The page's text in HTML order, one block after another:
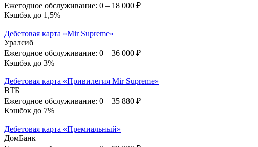
Ежегодное обслуживание: 0 – 18 000 ₽
Кэшбэк до 1,5%
Дебетовая карта «Mir Supreme»
Уралсиб
Ежегодное обслуживание: 0 – 36 000 ₽
Кэшбэк до 3%
Дебетовая карта «Привилегия Mir Supreme»
ВТБ
Ежегодное обслуживание: 0 – 35 880 ₽
Кэшбэк до 7%
Дебетовая карта «Премиальный»
ДомБанк